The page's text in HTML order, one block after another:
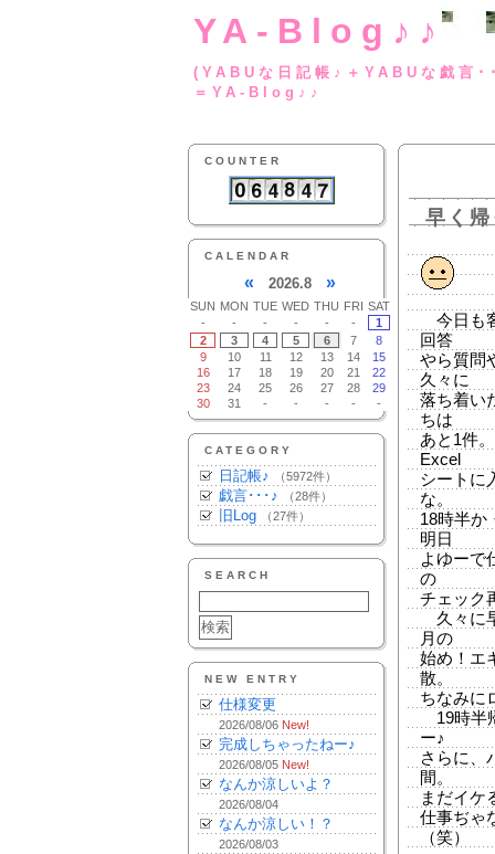
YA-Blog♪♪
(YABUな日記帳♪
＝YA-Blog♪♪
COUNTER
CALENDAR
« 2026.8 »
SUN MON TUE WED THU FRI SAT
-
- - - - -
1
2
3 4 5 6 7
8
9
10 11 12 13 14
15
16
17 18 19 20 21
22
23
24 25 26 27 28
29
30
31 - - - - -
CATEGORY
日記帳♪ （5972件）
戯言･･･♪ （28件）
旧Log （27件）
SEARCH
NEW ENTRY
仕様変更
2026/08/06 New!
完成しちゃったねー♪
2026/08/05 New!
なんか涼しいよ？
2026/08/04
なんか涼しい！？
2026/08/03
早く
今日も
回答
やら質問
久々に
落ち着い
ちは
あと1件
Excel
シートに
な。
18時半か
明日
よゆーで
の
チェック
久々に
月の
始め！エ
散。
ちなみに
19時半
ー♪
さらに、
間。
まだイケ
仕事ぢゃ
（笑）